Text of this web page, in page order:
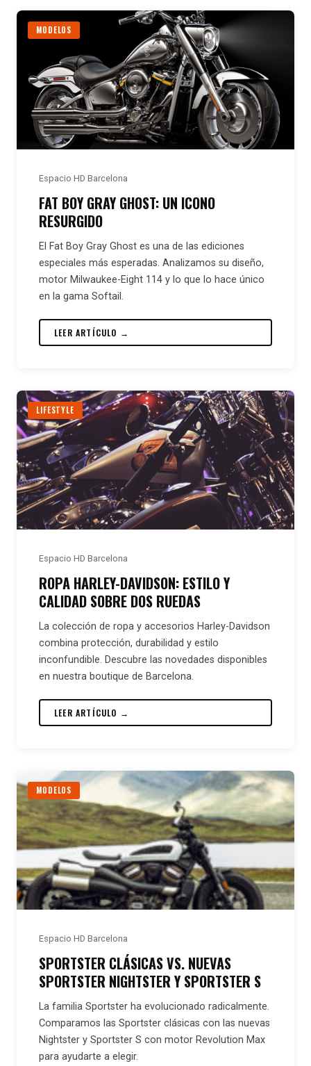
MODELOS
Espacio HD Barcelona
FAT BOY GRAY GHOST: UN ICONO
RESURGIDO
El Fat Boy Gray Ghost es una de las ediciones
especiales más esperadas. Analizamos su diseño,
motor Milwaukee-Eight 114 y lo que lo hace único
en la gama Softail.
LEER ARTÍCULO →
LIFESTYLE
Espacio HD Barcelona
ROPA HARLEY-DAVIDSON: ESTILO Y
CALIDAD SOBRE DOS RUEDAS
La colección de ropa y accesorios Harley-Davidson
combina protección, durabilidad y estilo
inconfundible. Descubre las novedades disponibles
en nuestra boutique de Barcelona.
LEER ARTÍCULO →
MODELOS
Espacio HD Barcelona
SPORTSTER CLÁSICAS VS. NUEVAS
SPORTSTER NIGHTSTER Y SPORTSTER S
La familia Sportster ha evolucionado radicalmente.
Comparamos las Sportster clásicas con las nuevas
Nightster y Sportster S con motor Revolution Max
para ayudarte a elegir.